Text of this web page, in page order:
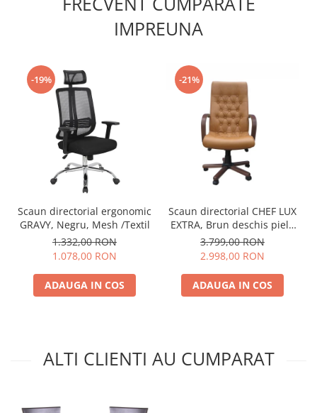
IMPREUNA
-19%
Scaun directorial ergonomic
GRAVY, Negru, Mesh /Textil
1.332,00 RON
1.078,00 RON
ADAUGA IN COS
-21%
Scaun directorial CHEF LUX
EXTRA, Brun deschis piele
naturala
3.799,00 RON
2.998,00 RON
ADAUGA IN COS
ALTI CLIENTI AU CUMPARAT